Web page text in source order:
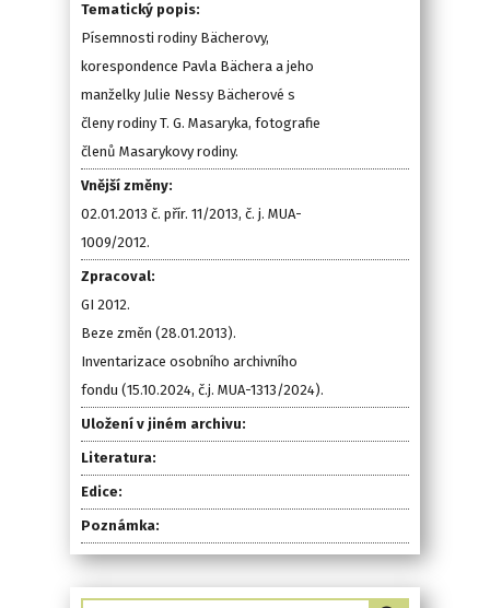
Tematický popis:
Písemnosti rodiny Bächerovy,
korespondence Pavla Bächera a jeho
manželky Julie Nessy Bächerové s
členy rodiny T. G. Masaryka, fotografie
členů Masarykovy rodiny.
Vnější změny:
02.01.2013 č. přír. 11/2013, č. j. MUA-
1009/2012.
Zpracoval:
GI 2012.
Beze změn (28.01.2013).
Inventarizace osobního archivního
fondu (15.10.2024, č.j. MUA-1313/2024).
Uložení v jiném archivu:
Literatura:
Edice:
Poznámka: